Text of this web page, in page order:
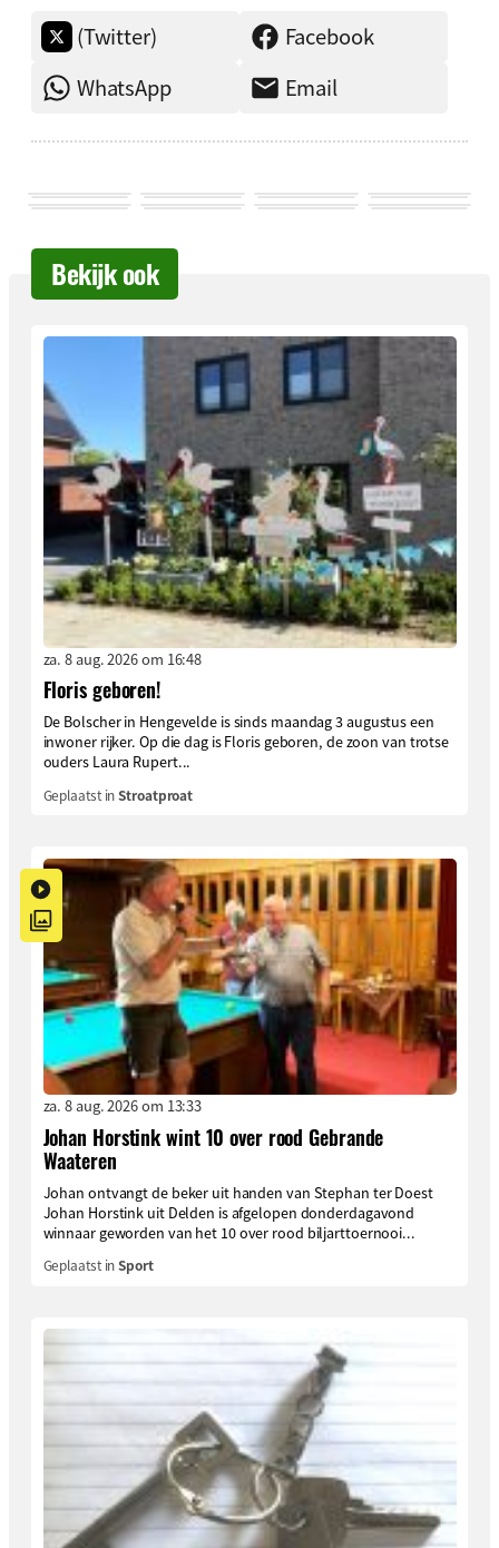
(Twitter)
Facebook
WhatsApp
Email
Bekijk ook
za. 8 aug. 2026 om 16:48
Floris geboren!
De Bolscher in Hengevelde is sinds maandag 3 augustus een
inwoner rijker. Op die dag is Floris geboren, de zoon van trotse
ouders Laura Rupert...
Geplaatst inStroatproat
za. 8 aug. 2026 om 13:33
Johan Horstink wint 10 over rood Gebrande
Waateren
Johan ontvangt de beker uit handen van Stephan ter Doest
Johan Horstink uit Delden is afgelopen donderdagavond
winnaar geworden van het 10 over rood biljarttoernooi...
Geplaatst inSport